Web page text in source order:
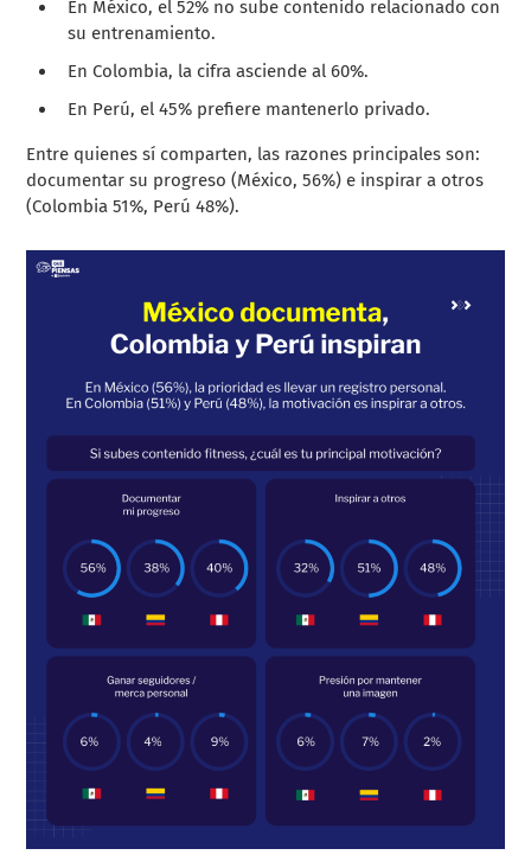
En México, el 52% no sube contenido relacionado con
su entrenamiento.
En Colombia, la cifra asciende al 60%.
En Perú, el 45% prefiere mantenerlo privado.
Entre quienes sí comparten, las razones principales son:
documentar su progreso (México, 56%) e inspirar a otros
(Colombia 51%, Perú 48%).